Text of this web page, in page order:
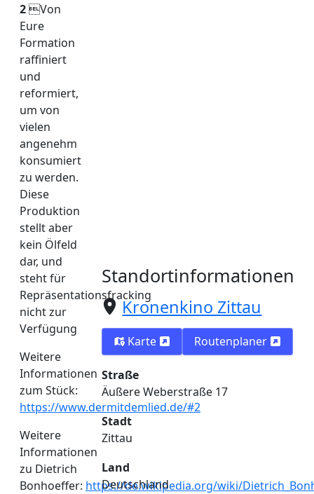
2Von
Eure
Formation
raffiniert
und
reformiert,
um von
vielen
angenehm
konsumiert
zu werden.
Diese
Produktion
stellt aber
kein Ölfeld
dar, und
steht für
Repräsentationsfracking
nicht zur
Verfügung
Weitere
Informationen
zum Stück:
https://www.dermitdemlied.de/#2
Weitere
Informationen
zu Dietrich
Bonhoeffer: https://de.wikipedia.org/wiki/
Standortinformationen
Kronenkino Zittau
Karte Routenplaner
Straße
Äußere Weberstraße 17
Stadt
Zittau
Land
Deutschland